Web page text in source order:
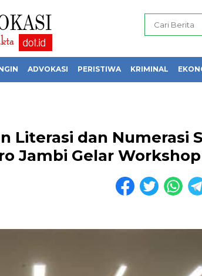
ADVOKASI PERISTIWA KRIMINAL
Literasi dan Numerasi
Jambi Gelar Workshop